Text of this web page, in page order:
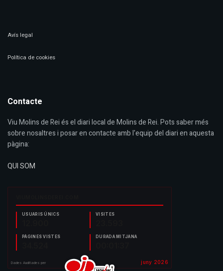
Avís legal
Política de cookies
Contacte
Viu Molins de Rei és el diari local de Molins de Rei. Pots saber més
sobre nosaltres i posar en contacte amb l'equip del diari en aquesta
pàgina:
QUI SOM